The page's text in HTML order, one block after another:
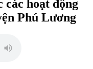
các hoạt động
Phú Lương